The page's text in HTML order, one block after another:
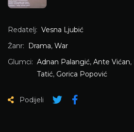
Redatelj: Vesna Ljubić
Žanr:
Drama, War
Glumci: Adnan Palangić, Ante Vićan,
Tatić, Gorica Popović
Podijeli